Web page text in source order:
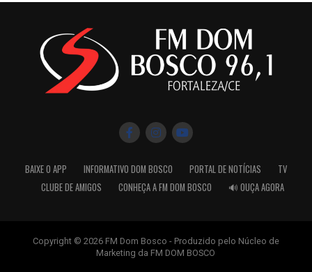
BAIXE O APP INFORMATIVO DOM BOSCO PORTAL DE NOTÍCIAS
TV
CLUBE DE AMIGOS
CONHEÇA A FM DOM BOSCO 🔊 OUÇA AGORA
Copyright © 2026 FM Dom Bosco - Produzido pelo Núcleo de
Marketing da FM DOM BOSCO